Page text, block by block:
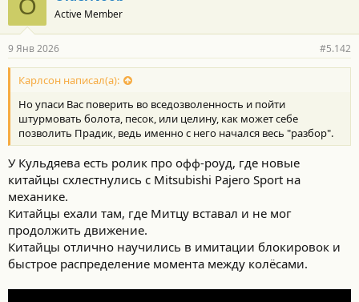
O Active Member
9 Янв 2026 #5.142
Карлсон написал(а):
Но упаси Вас поверить во вседозволенность и пойти
штурмовать болота, песок, или целину, как может себе
позволить Прадик, ведь именно с него начался весь "разбор".
У Кульдяева есть ролик про офф-роуд, где новые
китайцы схлестнулись с Mitsubishi Pajero Sport на
механике.
Китайцы ехали там, где Митцу вставал и не мог
продолжить движение.
Китайцы отлично научились в имитации блокировок и
быстрое распределение момента между колёсами.